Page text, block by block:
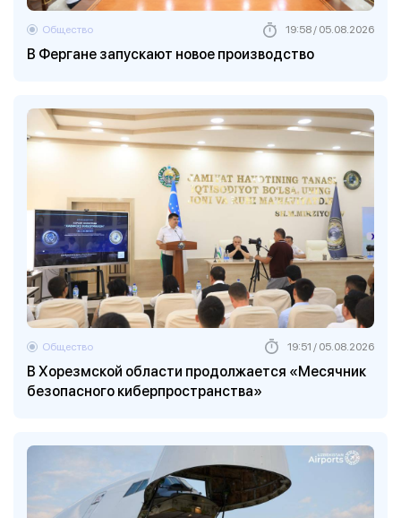
В Фергане запускают новое производство
Общество 19:58 / 05.08.2026
В Хорезмской области продолжается «Месячник
безопасного киберпространства»
Общество 19:51 / 05.08.2026